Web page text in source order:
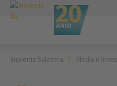
Implenia Svizzera Media e